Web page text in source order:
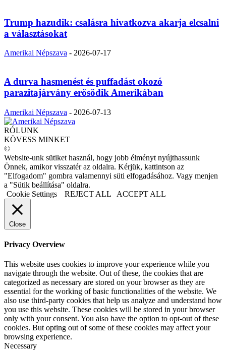
Trump hazudik: csalásra hivatkozva akarja elcsalni
a választásokat
Amerikai Népszava - 2026-07-17
A durva hasmenést és puffadást okozó
parazitajárvány erősödik Amerikában
Amerikai Népszava - 2026-07-13
RÓLUNK
KÖVESS MINKET
©
Website-unk sütiket használ, hogy jobb élményt nyújthassunk
Önnek, amikor visszatér az oldalra. Kérjük, kattintson az
"Elfogadom" gombra valamennyi süti elfogadásához. Vagy menjen
a "Sütik beállítása" oldalra.
Cookie Settings
REJECT ALL ACCEPT ALL
Close
Privacy Overview
This website uses cookies to improve your experience while you
navigate through the website. Out of these, the cookies that are
categorized as necessary are stored on your browser as they are
essential for the working of basic functionalities of the website. We
also use third-party cookies that help us analyze and understand how
you use this website. These cookies will be stored in your browser
only with your consent. You also have the option to opt-out of these
cookies. But opting out of some of these cookies may affect your
browsing experience.
Necessary